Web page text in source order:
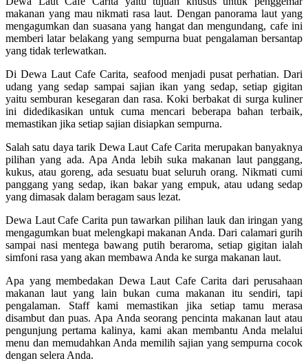
makanan yang mau nikmati rasa laut. Dengan panorama laut yang
mengagumkan dan suasana yang hangat dan mengundang, cafe ini
memberi latar belakang yang sempurna buat pengalaman bersantap
yang tidak terlewatkan.
Di Dewa Laut Cafe Carita, seafood menjadi pusat perhatian. Dari
udang yang sedap sampai sajian ikan yang sedap, setiap gigitan
yaitu semburan kesegaran dan rasa. Koki berbakat di surga kuliner
ini didedikasikan untuk cuma mencari beberapa bahan terbaik,
memastikan jika setiap sajian disiapkan sempurna.
Salah satu daya tarik Dewa Laut Cafe Carita merupakan banyaknya
pilihan yang ada. Apa Anda lebih suka makanan laut panggang,
kukus, atau goreng, ada sesuatu buat seluruh orang. Nikmati cumi
panggang yang sedap, ikan bakar yang empuk, atau udang sedap
yang dimasak dalam beragam saus lezat.
Dewa Laut Cafe Carita pun tawarkan pilihan lauk dan iringan yang
mengagumkan buat melengkapi makanan Anda. Dari calamari gurih
sampai nasi mentega bawang putih beraroma, setiap gigitan ialah
simfoni rasa yang akan membawa Anda ke surga makanan laut.
Apa yang membedakan Dewa Laut Cafe Carita dari perusahaan
makanan laut yang lain bukan cuma makanan itu sendiri, tapi
pengalaman. Staff kami memastikan jika setiap tamu merasa
disambut dan puas. Apa Anda seorang pencinta makanan laut atau
pengunjung pertama kalinya, kami akan membantu Anda melalui
menu dan memudahkan Anda memilih sajian yang sempurna cocok
dengan selera Anda.